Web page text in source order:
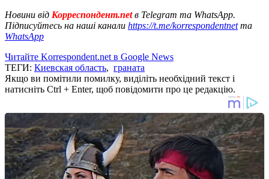
Новини від Корреспондент.netв Telegram та WhatsApp.
Підписуйтесь на наші канали https://t.me/korrespondentnetта
WhatsApp
Читайте Korrespondent.net в Google News
ТЕГИ: Киевская область, граната
Якщо ви помітили помилку, виділіть необхідний текст і
натисніть Ctrl + Enter, щоб повідомити про це редакцію.